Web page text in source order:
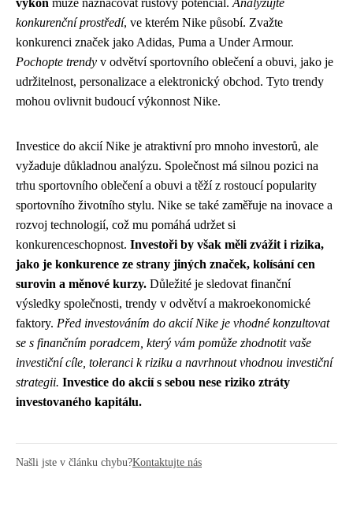
výkon může naznačovat růstový potenciál. Analyzujte
konkurenční prostředí, ve kterém Nike působí. Zvažte
konkurenci značek jako Adidas, Puma a Under Armour.
Pochopte trendy v odvětví sportovního oblečení a obuvi, jako je
udržitelnost, personalizace a elektronický obchod. Tyto trendy
mohou ovlivnit budoucí výkonnost Nike.
Investice do akcií Nike je atraktivní pro mnoho investorů, ale
vyžaduje důkladnou analýzu. Společnost má silnou pozici na
trhu sportovního oblečení a obuvi a těží z rostoucí popularity
sportovního životního stylu. Nike se také zaměřuje na inovace a
rozvoj technologií, což mu pomáhá udržet si
konkurenceschopnost. Investoři by však měli zvážit i rizika,
jako je konkurence ze strany jiných značek, kolísání cen
surovin a měnové kurzy. Důležité je sledovat finanční
výsledky společnosti, trendy v odvětví a makroekonomické
faktory. Před investováním do akcií Nike je vhodné konzultovat
se s finančním poradcem, který vám pomůže zhodnotit vaše
investiční cíle, toleranci k riziku a navrhnout vhodnou investiční
strategii. Investice do akcií s sebou nese riziko ztráty
investovaného kapitálu.
Našli jste v článku chybu?Kontaktujte nás